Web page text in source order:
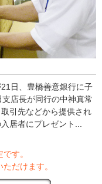
日、豊橋善意銀行に子
店長が同行の中神真常
引先などから提供され
居者にプレゼント...
す。
だけます。